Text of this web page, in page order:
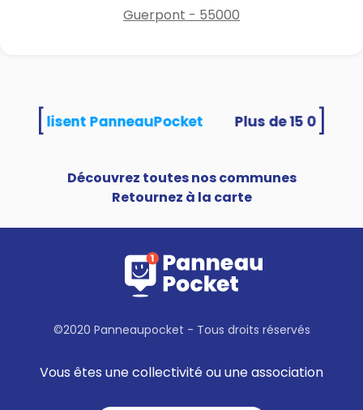
Guerpont - 55000
utilisent PanneauPocket
Découvrez toutes nos communes
Retournez à la carte
©2020 Panneaupocket - Tous droits réservés
Vous êtes une collectivité ou une association